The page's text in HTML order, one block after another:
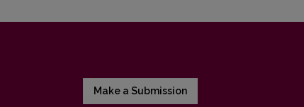
Make a Submission